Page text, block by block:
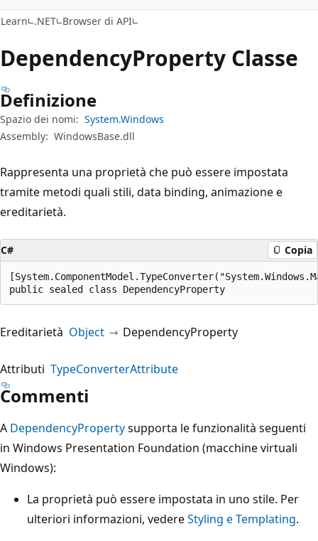
Learn .NET Browser di API
DependencyProperty Classe
Definizione
Spazio dei nomi: System.Windows
Assembly: WindowsBase.dll
Rappresenta una proprietà che può essere impostata
tramite metodi quali stili, data binding, animazione e
ereditarietà.
C# Copia
public sealed class DependencyProperty
Ereditarietà Object DependencyProperty
Attributi TypeConverterAttribute
Commenti
A DependencyPropertysupporta le funzionalità seguenti
in Windows Presentation Foundation (macchine virtuali
Windows):
La proprietà può essere impostata in uno stile. Per
ulteriori informazioni, vedereStyling e Templating.